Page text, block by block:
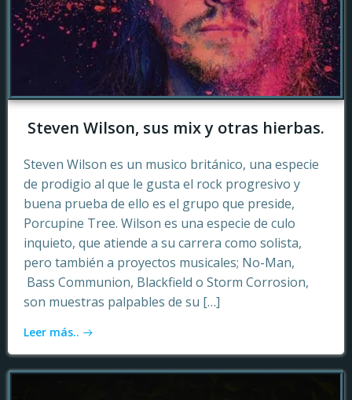
Steven Wilson, sus mix y otras hierbas.
Steven Wilson es un musico británico, una especie
de prodigio al que le gusta el rock progresivo y
buena prueba de ello es el grupo que preside,
Porcupine Tree. Wilson es una especie de culo
inquieto, que atiende a su carrera como solista,
pero también a proyectos musicales; No-Man,
Bass Communion, Blackfield o Storm Corrosion,
son muestras palpables de su […]
Leer más..